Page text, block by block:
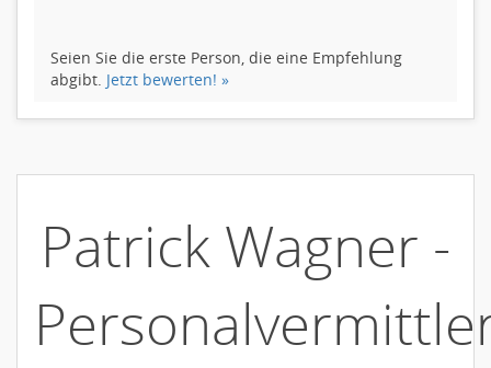
Seien Sie die erste Person, die eine Empfehlung
abgibt. Jetzt bewerten! »
Patrick Wagner -